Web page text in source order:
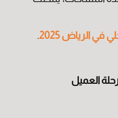
الرياض 2025
.